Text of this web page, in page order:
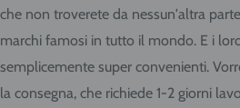
che non troverete da nessun'altra
marchi famosi in tutto il mondo. E i
semplicemente super convenienti.
la consegna, che richiede 1-2 giorni